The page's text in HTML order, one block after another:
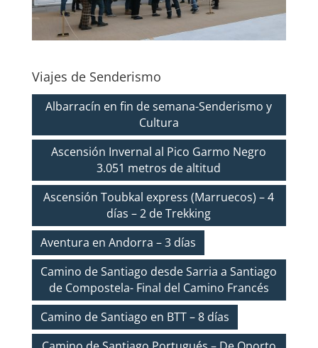
Viajes de Senderismo
Albarracín en fin de semana-Senderismo y
Cultura
Ascensión Invernal al Pico Garmo Negro
3.051 metros de altitud
Ascensión Toubkal express (Marruecos) – 4
días – 2 de Trekking
Aventura en Andorra – 3 días
Camino de Santiago desde Sarria a Santiago
de Compostela- Final del Camino Francés
Camino de Santiago en BTT – 8 días